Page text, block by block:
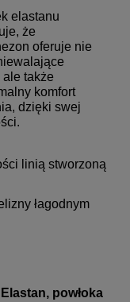
elastanu
że
oferuje nie
także
komfort
dzięki swej
linią stworzoną
łagodnym
powłoka